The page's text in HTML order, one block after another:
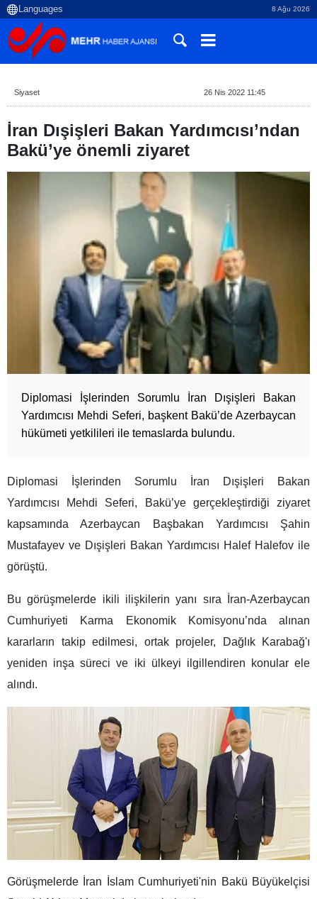
8 Ağu 2026
Siyaset 26 Nis 2022 11:45
İran Dışişleri Bakan Yardımcısı’ndan
Bakü’ye önemli ziyaret
Diplomasi İşlerinden Sorumlu İran Dışişleri Bakan
Yardımcısı Mehdi Seferi, başkent Bakü’de Azerbaycan
hükümeti yetkilileri ile temaslarda bulundu.
Diplomasi İşlerinden Sorumlu İran Dışişleri Bakan
Yardımcısı Mehdi Seferi, Bakü’ye gerçekleştirdiği ziyaret
kapsamında Azerbaycan Başbakan Yardımcısı Şahin
Mustafayev ve Dışişleri Bakan Yardımcısı Halef Halefov ile
görüştü.
Bu görüşmelerde ikili ilişkilerin yanı sıra İran-Azerbaycan
Cumhuriyeti Karma Ekonomik Komisyonu’nda alınan
kararların takip edilmesi, ortak projeler, Dağlık Karabağ'ı
yeniden inşa süreci ve iki ülkeyi ilgillendiren konular ele
alındı.
Görüşmelerde İran İslam Cumhuriyeti'nin Bakü Büyükelçisi